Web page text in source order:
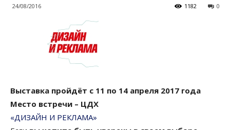
24/08/2016 0
1182
Выставка пройдёт с 11 по 14 апреля 2017 года
Место встречи – ЦДХ
«ДИЗАЙН И РЕКЛАМА»